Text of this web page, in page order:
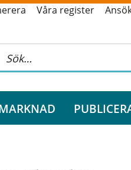
Våra register